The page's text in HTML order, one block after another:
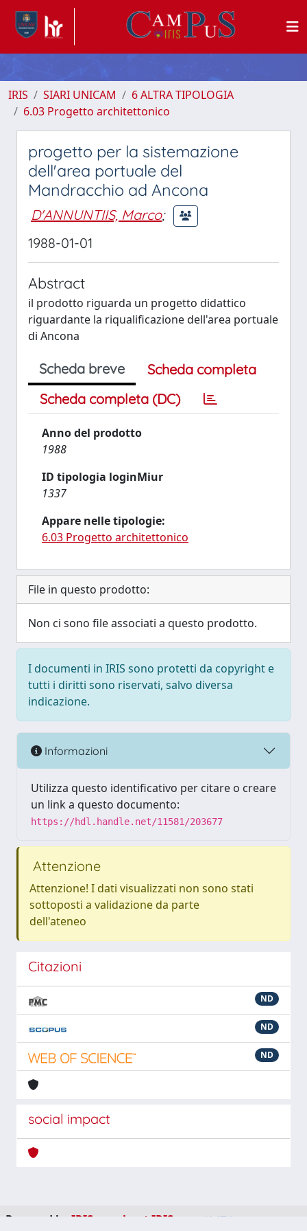
IRIS SIARI UNICAM
6 ALTRA TIPOLOGIA
6.03 Progetto architettonico
progetto per la sistemazione
dell'area portuale del
Mandracchio ad Ancona
D'ANNUNTIIS, Marco;
1988-01-01
Abstract
il prodotto riguarda un progetto didattico
riguardante la riqualificazione dell'area portuale
di Ancona
Scheda breve
Scheda completa
Scheda completa (DC)
Anno del prodotto
1988
ID tipologia loginMiur
1337
Appare nelle tipologie:
6.03 Progetto architettonico
File in questo prodotto:
Non ci sono file associati a questo prodotto.
I documenti in IRIS sono protetti da copyright e
tutti i diritti sono riservati, salvo diversa
indicazione.
Informazioni
Utilizza questo identificativo per citare o creare
un link a questo documento:
https://hdl.handle.net/11581/203677
Attenzione
Attenzione! I dati visualizzati non sono stati
sottoposti a validazione da parte
dell'ateneo
Citazioni
ND
ND
ND
social impact
Powered by IRIS about IRIS